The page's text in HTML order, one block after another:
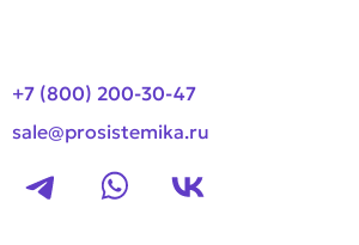
+7 (800) 200-30-47
sale@prosistemika.ru